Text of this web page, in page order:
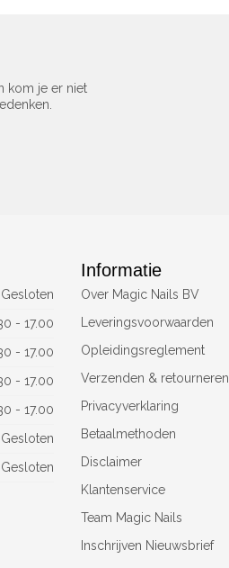
kom je er niet
Gesloten
- 17.00
- 17.00
- 17.00
- 17.00
Gesloten
Gesloten
Informatie
Over Magic Nails BV
Leveringsvoorwaarden
Opleidingsreglement
Verzenden & retourneren
Privacyverklaring
Betaalmethoden
Disclaimer
Klantenservice
Team Magic Nails
Inschrijven Nieuwsbrief